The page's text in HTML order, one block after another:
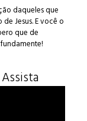
daqueles que
Jesus. E você o
que de